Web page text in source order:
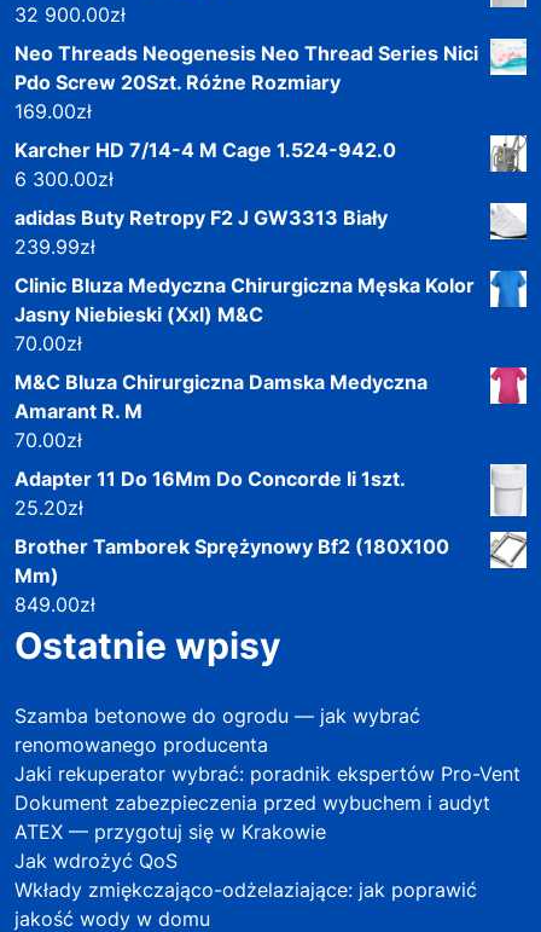
32 900.00zł
Neo Threads Neogenesis Neo Thread Series Nici
Pdo Screw 20Szt. Różne Rozmiary
169.00zł
Karcher HD 7/14-4 M Cage 1.524-942.0
6 300.00zł
adidas Buty Retropy F2 J GW3313 Biały
239.99zł
Clinic Bluza Medyczna Chirurgiczna Męska Kolor
Jasny Niebieski (Xxl) M&C
70.00zł
M&C Bluza Chirurgiczna Damska Medyczna
Amarant R. M
70.00zł
Adapter 11 Do 16Mm Do Concorde Ii 1szt.
25.20zł
Brother Tamborek Sprężynowy Bf2 (180X100
Mm)
849.00zł
Ostatnie wpisy
Szamba betonowe do ogrodu — jak wybrać
renomowanego producenta
Jaki rekuperator wybrać: poradnik ekspertów Pro-Vent
Dokument zabezpieczenia przed wybuchem i audyt
ATEX — przygotuj się w Krakowie
Jak wdrożyć QoS
Wkłady zmiękczająco-odżelaziające: jak poprawić
jakość wody w domu